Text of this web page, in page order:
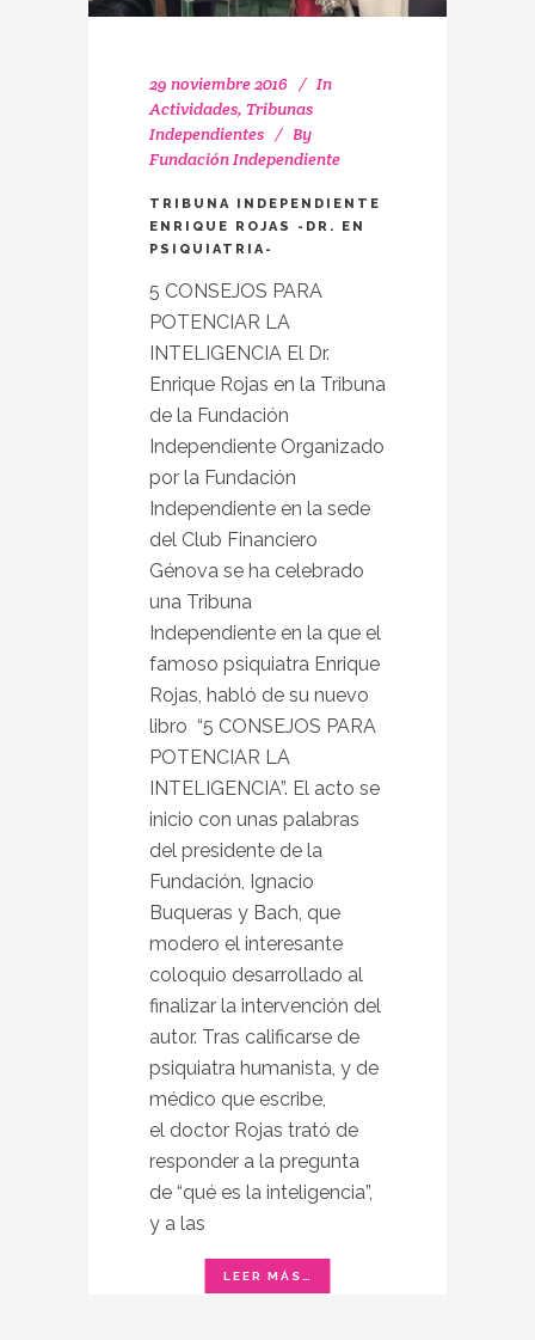
29 noviembre 2016
In
Actividades, Tribunas
Independientes
By
Fundación Independiente
TRIBUNA INDEPENDIENTE
ENRIQUE ROJAS -DR. EN
PSIQUIATRIA-
5 CONSEJOS PARA
POTENCIAR LA
INTELIGENCIA El Dr.
Enrique Rojas en la Tribuna
de la Fundación
Independiente Organizado
por la Fundación
Independiente en la sede
del Club Financiero
Génova se ha celebrado
una Tribuna
Independiente en la que el
famoso psiquiatra Enrique
Rojas, habló de su nuevo
libro “5 CONSEJOS PARA
POTENCIAR LA
INTELIGENCIA”. El acto se
inicio con unas palabras
del presidente de la
Fundación, Ignacio
Buqueras y Bach, que
modero el interesante
coloquio desarrollado al
finalizar la intervención del
autor. Tras calificarse de
psiquiatra humanista, y de
médico que escribe,
el doctor Rojas trató de
responder a la pregunta
de “qué es la inteligencia”,
y a las